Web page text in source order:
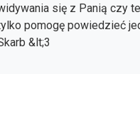
się z Panią czy
pomogę powiedzieć
&lt;3